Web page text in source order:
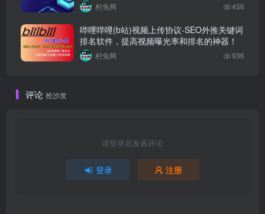
村兔网 456
哔哩哔哩(b站)视频上传协议-SEO外推关键词
排名软件，提高视频曝光率和排名的神器！
村兔网 936
评论 抢沙发
请登录后发表评论
登录 注册